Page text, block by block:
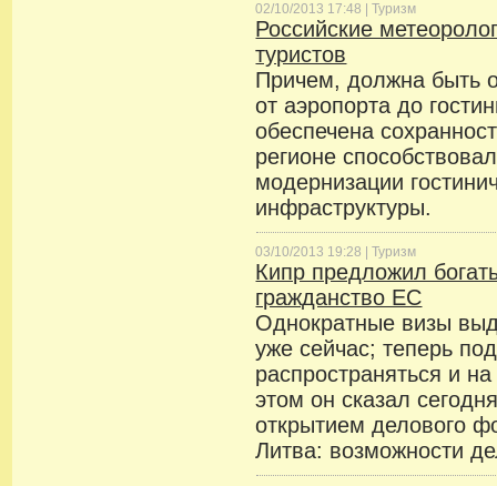
02/10/2013 17:48 |Туризм
Российские
туристов
Причем, должна быть
от аэропорта до
обеспечена
регионе
модернизации
инфраструктуры.
03/10/2013 19:28 |Туризм
Кипр предложил
гражданство ЕС
Однократные визы
уже сейчас; теперь
распространяться и
этом он сказал
открытием делового
Литва: возможности